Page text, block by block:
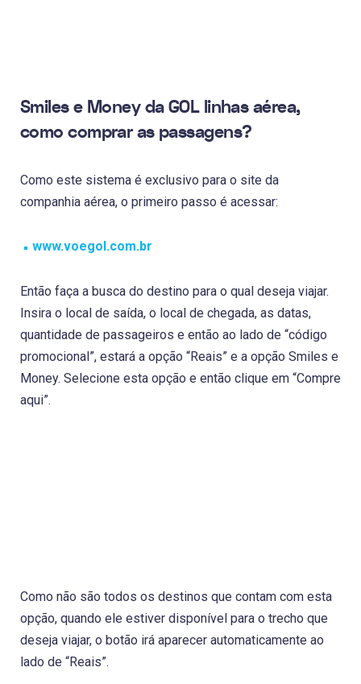
Smiles e Money da GOL linhas aérea,
como comprar as passagens?
Como este sistema é exclusivo para o site da
companhia aérea, o primeiro passo é acessar:
www.voegol.com.br
Então faça a busca do destino para o qual deseja viajar.
Insira o local de saída, o local de chegada, as datas,
quantidade de passageiros e então ao lado de “código
promocional”, estará a opção “Reais” e a opção Smiles e
Money. Selecione esta opção e então clique em “Compre
aqui”.
Como não são todos os destinos que contam com esta
opção, quando ele estiver disponível para o trecho que
deseja viajar, o botão irá aparecer automaticamente ao
lado de “Reais”.